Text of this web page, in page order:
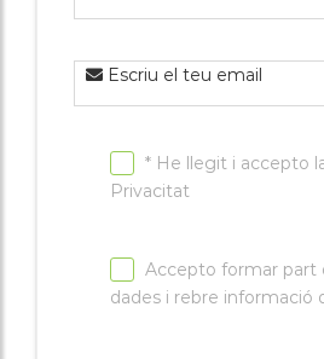
Escriu el teu email
* He llegit i accepto
Privacitat
Accepto formar part
dades i rebre informació